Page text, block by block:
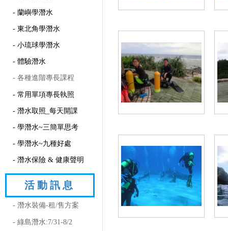
- 蘭嶼學潛水
- 東北角學潛水
- 小琉球學潛水
- 體驗潛水
- 各種進階專長課程
- 常用單項專長執照
- 潛水取照_每天開課
- 學潛水~三簡單思考
- 學潛水~九種好處
- 潛水保險 & 健康聲明
活動訊息
- 潛水裝備-租/售方案
- 綠島潛水:7/31-8/2